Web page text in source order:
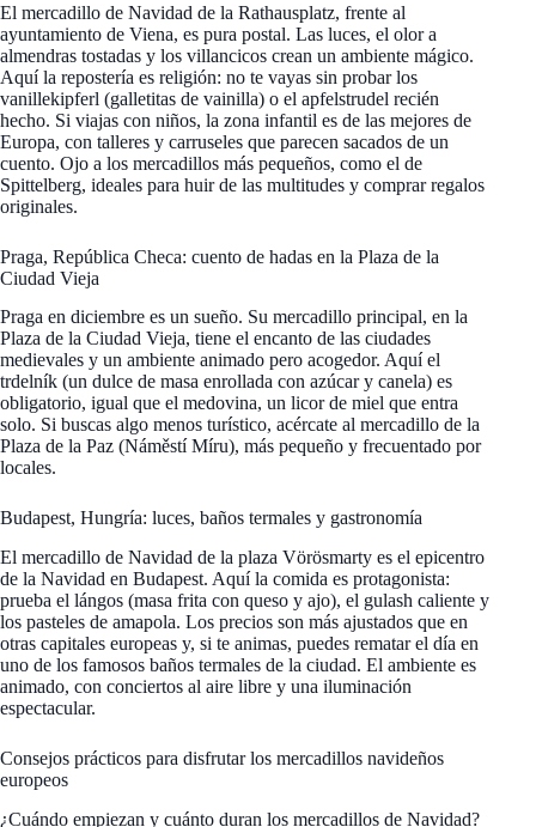
El mercadillo de Navidad de la Rathausplatz, frente al
ayuntamiento de Viena, es pura postal. Las luces, el olor a
almendras tostadas y los villancicos crean un ambiente mágico.
Aquí la repostería es religión: no te vayas sin probar los
vanillekipferl (galletitas de vainilla) o el apfelstrudel recién
hecho. Si viajas con niños, la zona infantil es de las mejores de
Europa, con talleres y carruseles que parecen sacados de un
cuento. Ojo a los mercadillos más pequeños, como el de
Spittelberg, ideales para huir de las multitudes y comprar regalos
originales.
Praga, República Checa: cuento de hadas en la Plaza de la
Ciudad Vieja
Praga en diciembre es un sueño. Su mercadillo principal, en la
Plaza de la Ciudad Vieja, tiene el encanto de las ciudades
medievales y un ambiente animado pero acogedor. Aquí el
trdelník (un dulce de masa enrollada con azúcar y canela) es
obligatorio, igual que el medovina, un licor de miel que entra
solo. Si buscas algo menos turístico, acércate al mercadillo de la
Plaza de la Paz (Náměstí Míru), más pequeño y frecuentado por
locales.
Budapest, Hungría: luces, baños termales y gastronomía
El mercadillo de Navidad de la plaza Vörösmarty es el epicentro
de la Navidad en Budapest. Aquí la comida es protagonista:
prueba el lángos (masa frita con queso y ajo), el gulash caliente y
los pasteles de amapola. Los precios son más ajustados que en
otras capitales europeas y, si te animas, puedes rematar el día en
uno de los famosos baños termales de la ciudad. El ambiente es
animado, con conciertos al aire libre y una iluminación
espectacular.
Consejos prácticos para disfrutar los mercadillos navideños
europeos
¿Cuándo empiezan y cuánto duran los mercadillos de Navidad?